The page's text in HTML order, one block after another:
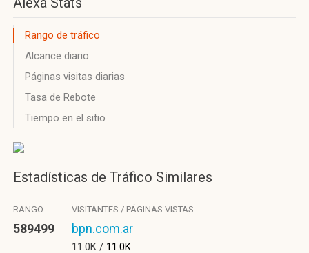
Rango de tráfico
Alcance diario
Páginas visitas diarias
Tasa de Rebote
Tiempo en el sitio
Estadísticas de Tráfico Similares
RANGO VISITANTES / PÁGINAS VISTAS
589499 bpn.com.ar
11.0K / 11.0K